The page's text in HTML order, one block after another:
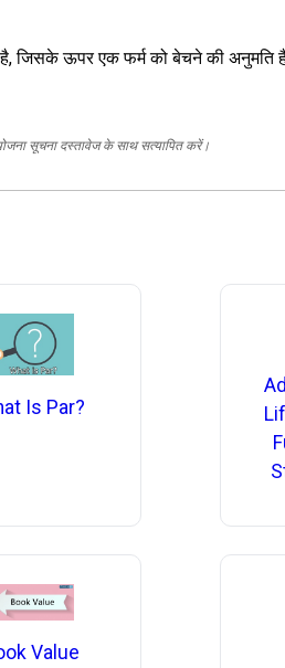
है, जिसके ऊपर एक फर्म को बेचने की
सूचना दस्तावेज के साथ सत्यापित करें।
Is Par?
Value